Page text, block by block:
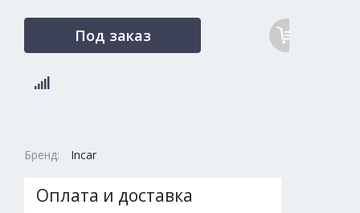
Под заказ
Бренд: Incar
Оплата и доставка